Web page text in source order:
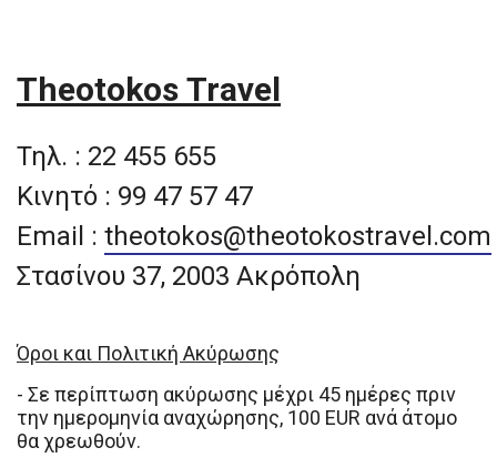
Theotokos Travel
Τηλ. : 22 455 655
Κινητό : 99 47 57 47
Email : theotokos@theotokostravel.com
Στασίνου 37, 2003 Ακρόπολη
Όροι και Πολιτική Ακύρωσης
- Σε περίπτωση ακύρωσης μέχρι 45 ημέρες πριν
την ημερομηνία αναχώρησης, 100 EUR ανά άτομο
θα χρεωθούν.